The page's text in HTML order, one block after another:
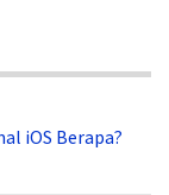
iOS Berapa?